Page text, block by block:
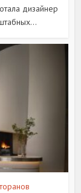
дизайнер